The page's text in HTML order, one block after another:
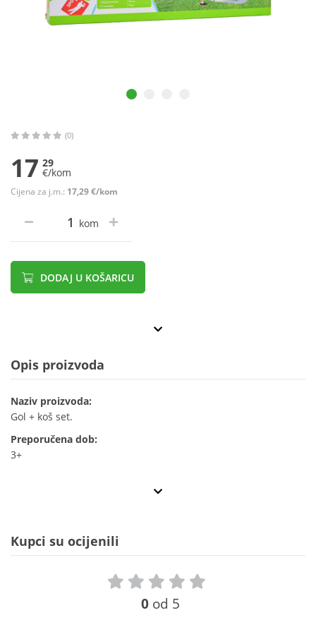
(0)
17 29
€/kom
Cijena za j.m.: 17,29 €/kom
kom
DODAJ U KOŠARICU
Opis proizvoda
Naziv proizvoda:
Gol + koš set.
Preporučena dob:
3+
Kupci su ocijenili
0 od 5